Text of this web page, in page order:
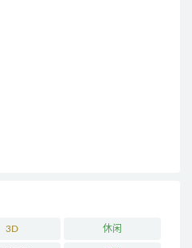
3D 休闲